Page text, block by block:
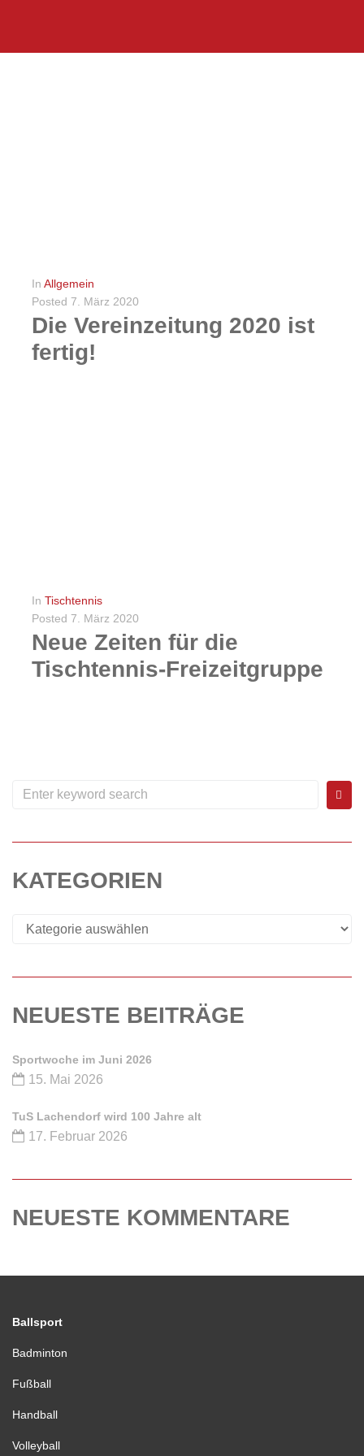
In Allgemein
Posted 7. März 2020
Die Vereinzeitung 2020 ist
fertig!
In Tischtennis
Posted 7. März 2020
Neue Zeiten für die
Tischtennis-Freizeitgruppe
KATEGORIEN
NEUESTE BEITRÄGE
Sportwoche im Juni 2026
15. Mai 2026
TuS Lachendorf wird 100 Jahre alt
17. Februar 2026
NEUESTE KOMMENTARE
Ballsport
Badminton
Fußball
Handball
Volleyball